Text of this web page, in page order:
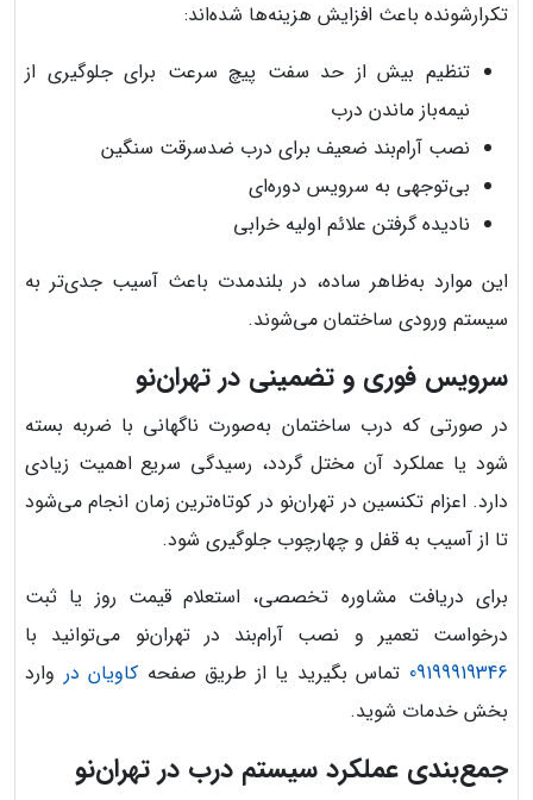
تکرارشونده باعث افزایش هزینه‌ها شده‌اند:
تنظیم بیش از حد سفت پیچ سرعت برای جلوگیری از
نیمه‌باز ماندن درب
نصب آرام‌بند ضعیف برای درب ضدسرقت سنگین
بی‌توجهی به سرویس دوره‌ای
نادیده گرفتن علائم اولیه خرابی
این موارد به‌ظاهر ساده، در بلندمدت باعث آسیب جدی‌تر به
سیستم ورودی ساختمان می‌شوند.
سرویس فوری و تضمینی در تهران‌نو
در صورتی که درب ساختمان به‌صورت ناگهانی با ضربه بسته
شود یا عملکرد آن مختل گردد، رسیدگی سریع اهمیت زیادی
دارد. اعزام تکنسین در تهران‌نو در کوتاه‌ترین زمان انجام می‌شود
تا از آسیب به قفل و چهارچوب جلوگیری شود.
برای دریافت مشاوره تخصصی، استعلام قیمت روز یا ثبت
درخواست تعمیر و نصب آرام‌بند در تهران‌نو می‌توانید با
09199919346 تماس بگیرید یا از طریق صفحه کاویان در وارد
بخش خدمات شوید.
جمع‌بندی عملکرد سیستم درب در تهران‌نو